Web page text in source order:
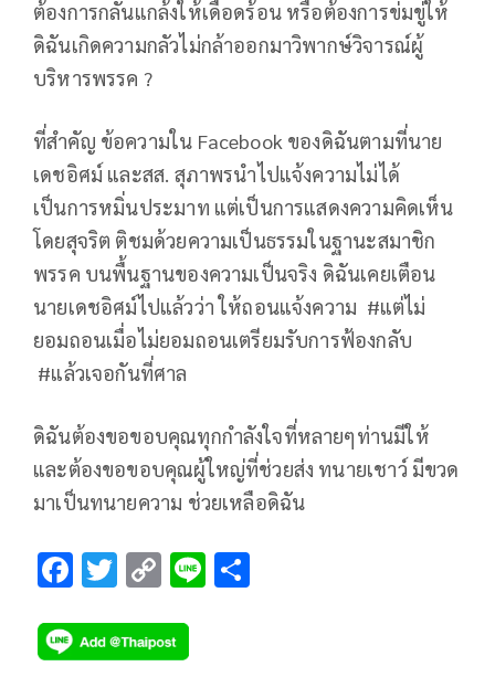
ต้องการกลั่นแกล้งให้เดือดร้อน หรือต้องการข่มขู่ให้
ดิฉันเกิดความกลัวไม่กล้าออกมาวิพากษ์วิจารณ์ผู้
บริหารพรรค ?
ที่สำคัญ ข้อความใน Facebook ของดิฉันตามที่นาย
เดชอิศม์ และสส. สุภาพรนำไปแจ้งความไม่ได้
เป็นการหมิ่นประมาท แต่เป็นการแสดงความคิดเห็น
โดยสุจริต ติชมด้วยความเป็นธรรมในฐานะสมาชิก
พรรค บนพื้นฐานของความเป็นจริง ดิฉันเคยเตือน
นายเดชอิศม์ไปแล้วว่า ให้ถอนแจ้งความ #แต่ไม่
ยอมถอนเมื่อไม่ยอมถอนเตรียมรับการฟ้องกลับ
#แล้วเจอกันที่ศาล
ดิฉันต้องขอขอบคุณทุกกำลังใจที่หลายๆท่านมีให้
และต้องขอขอบคุณผู้ใหญ่ที่ช่วยส่ง ทนายเชาว์ มีขวด
มาเป็นทนายความ ช่วยเหลือดิฉัน
F
e
T
tt
C
p
Li